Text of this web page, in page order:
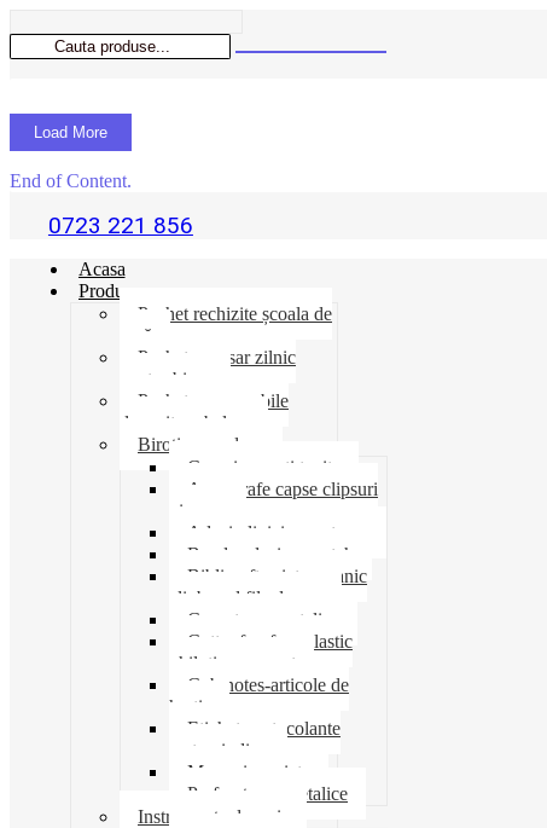
Load More
End of Content.
0723 221 856
Acasa
Produse
Pachet rechizite școala de
vară
Pachet necesar zilnic
pentru birou
Pachet consumabile
depozit-ambalare
Birotica-produse
Cosuri suporti tavite
Ace agrafe capse clipsuri
pioneze
Adeziv lipici corectoare
Banda adeziva-scotch
Biblioraft caiet mecanic
clipboard file dosare
Capsatoare metalice
Cutter foarfeca elastic
ghilotina magnet
Cub notes-articole de
hartie
Etichete autocolante
carton indigo
Mape si serviete
Perforatoare metalice
Instrumente de scris